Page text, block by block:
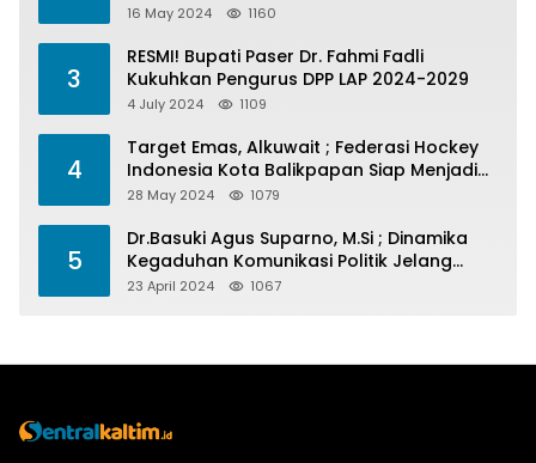
Menelan Korban
16 May 2024 1160
3
RESMI! Bupati Paser Dr. Fahmi Fadli
Kukuhkan Pengurus DPP LAP 2024-2029
4 July 2024 1109
4
Target Emas, Alkuwait ; Federasi Hockey
Indonesia Kota Balikpapan Siap Menjadi
Barometer Prestasi Di Kaltim
28 May 2024 1079
5
Dr.Basuki Agus Suparno, M.Si ; Dinamika
Kegaduhan Komunikasi Politik Jelang
Pesta Politik 2024
23 April 2024 1067